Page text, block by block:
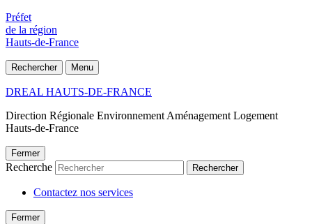
Préfet
de la région
Hauts-de-France
Rechercher Menu
DREAL HAUTS-DE-FRANCE
Direction Régionale Environnement Aménagement Logement
Hauts-de-France
Fermer
Recherche Rechercher
Contactez nos services
Fermer